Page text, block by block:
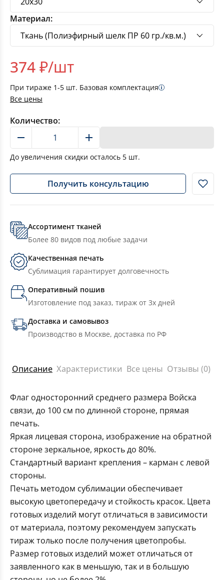
Материал:
374₽/шт
При тираже 1-5 шт. Базовая комплектация
Все цены
Количество:
До увеличения скидки осталось 5 шт.
Получить консультацию
Ассортимент тканей
Более 80 видов под любые задачи
Качественная печать
Сублимация гарантирует долговечность
Оперативный пошив
Изготовление под заказ, тираж от 3х дней
Доставка и самовывоз
Производство в Москве, доставка по РФ
Описание Характеристики Все цены Отзывы (0)
Флаг односторонний среднего размера Войска
связи, до 100 см по длинной стороне, прямая
печать.
Яркая лицевая сторона, изображение на обратной
стороне зеркальное, яркость до 80%.
Стандартный вариант крепления – карман с левой
стороны.
Печать методом сублимации обеспечивает
высокую цветопередачу и стойкость красок. Цвета
готовых изделий могут отличаться в зависимости
от материала, поэтому рекомендуем запускать
тираж только после получения цветопробы.
Размер готовых изделий может отличаться от
заявленного как в меньшую, так и в большую